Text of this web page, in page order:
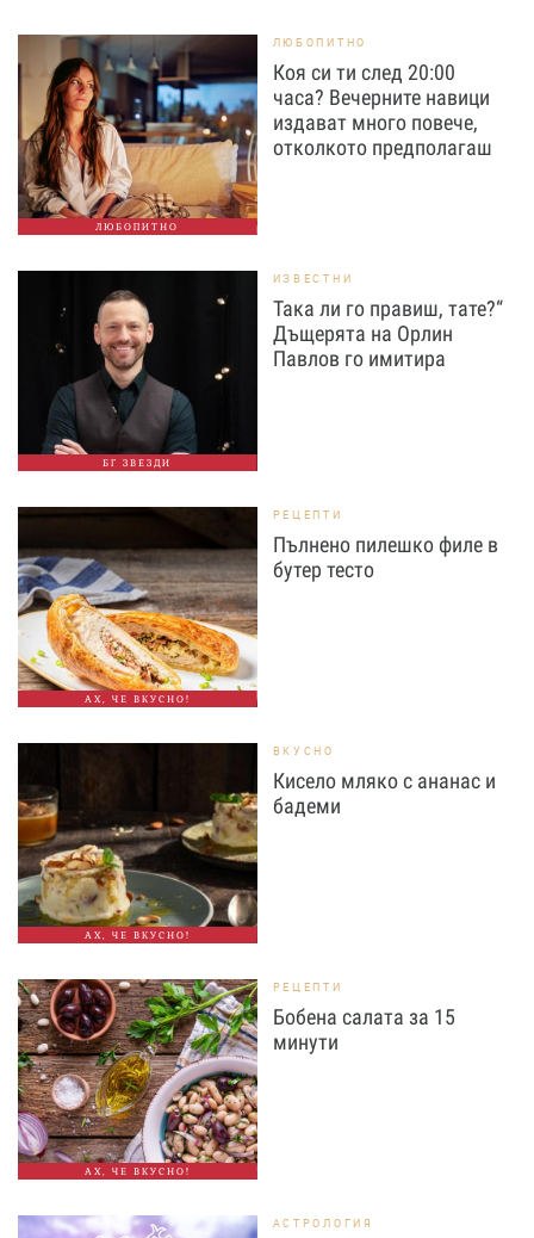
ЛЮБОПИТНО
ЛЮБОПИТНО
Коя си ти след 20:00
часа? Вечерните навици
издават много повече,
отколкото предполагаш
БГ ЗВЕЗДИ
ИЗВЕСТНИ
Така ли го правиш, тате?“
Дъщерята на Орлин
Павлов го имитира
АХ, ЧЕ ВКУСНО!
РЕЦЕПТИ
Пълнено пилешко филе в
бутер тесто
АХ, ЧЕ ВКУСНО!
ВКУСНО
Кисело мляко с ананас и
бадеми
АХ, ЧЕ ВКУСНО!
РЕЦЕПТИ
Бобена салата за 15
минути
АСТРОЛОГИЯ